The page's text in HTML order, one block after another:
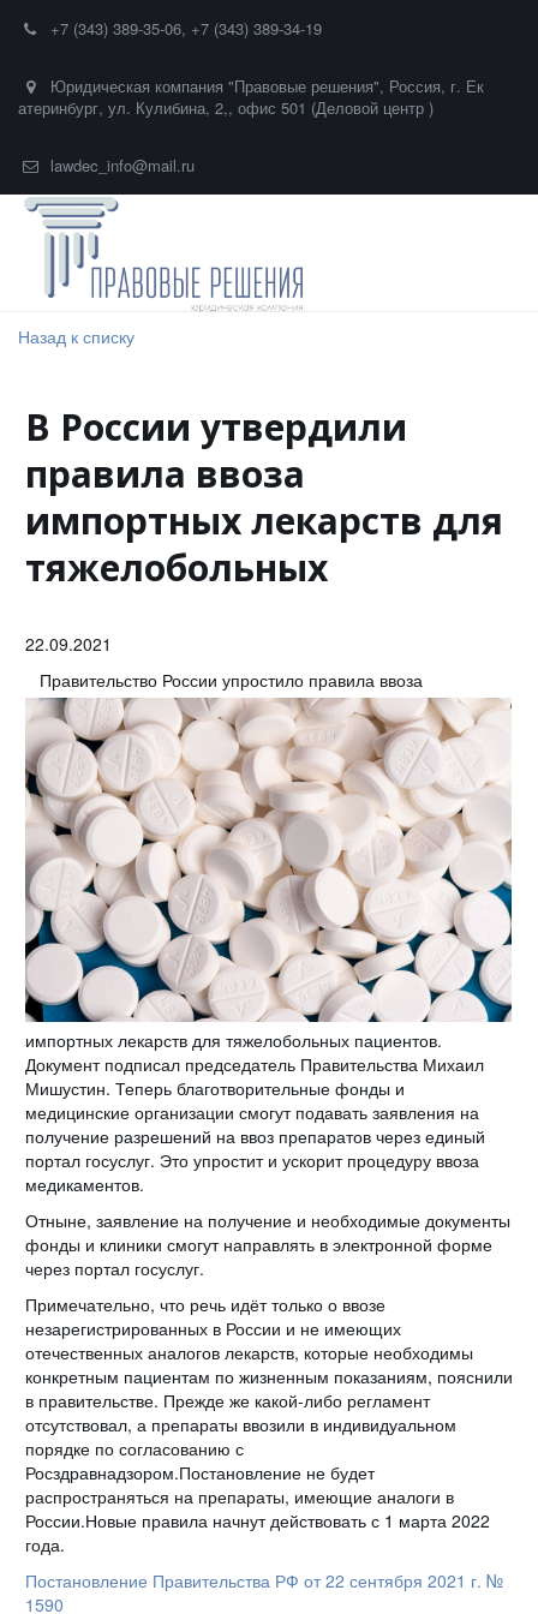
+7 (343) 389-35-06, +7 (343) 389-34-19
Юридическая компания "Правовые решения", Россия, г. Ек
атеринбург, ул. Кулибина, 2,, офис 501 (Деловой центр )
lawdec_info@mail.ru
Назад к списку
В России утвердили
правила ввоза
импортных лекарств для
тяжелобольных
22.09.2021
Правительство России упростило правила ввоза
импортных лекарств для тяжелобольных пациентов.
Документ подписал председатель Правительства Михаил
Мишустин. Теперь благотворительные фонды и
медицинские организации смогут подавать заявления на
получение разрешений на ввоз препаратов через единый
портал госуслуг. Это упростит и ускорит процедуру ввоза
медикаментов.
Отныне, заявление на получение и необходимые документы
фонды и клиники смогут направлять в электронной форме
через портал госуслуг.
Примечательно, что речь идёт только о ввозе
незарегистрированных в России и не имеющих
отечественных аналогов лекарств, которые необходимы
конкретным пациентам по жизненным показаниям, пояснили
в правительстве. Прежде же какой-либо регламент
отсутствовал, а препараты ввозили в индивидуальном
порядке по согласованию с
Росздравнадзором.Постановление не будет
распространяться на препараты, имеющие аналоги в
России.Новые правила начнут действовать с 1 марта 2022
года.
Постановление Правительства РФ от 22 сентября 2021 г. №
1590